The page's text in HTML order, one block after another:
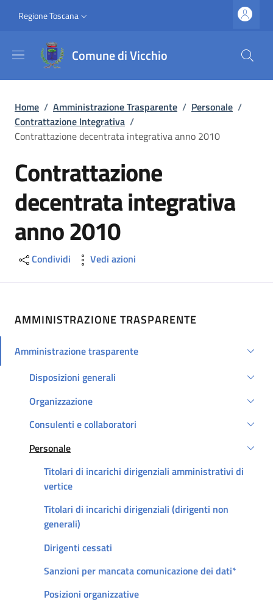
Slim top
Regione Toscana
Comune di Vicchio
Briciole di pane
Home / Amministrazione Trasparente / Personale /
Contrattazione Integrativa /
Contrattazione decentrata integrativa anno 2010
Contrattazione
decentrata integrativa
anno 2010
Condividi Vedi azioni
AMMINISTRAZIONE TRASPARENTE
Amministrazione trasparente
Attivo
Disposizioni generali
Organizzazione
Consulenti e collaboratori
Personale
Attivo
Titolari di incarichi dirigenziali amministrativi di
vertice
Titolari di incarichi dirigenziali (dirigenti non
generali)
Dirigenti cessati
Sanzioni per mancata comunicazione dei dati*
Posizioni organizzative